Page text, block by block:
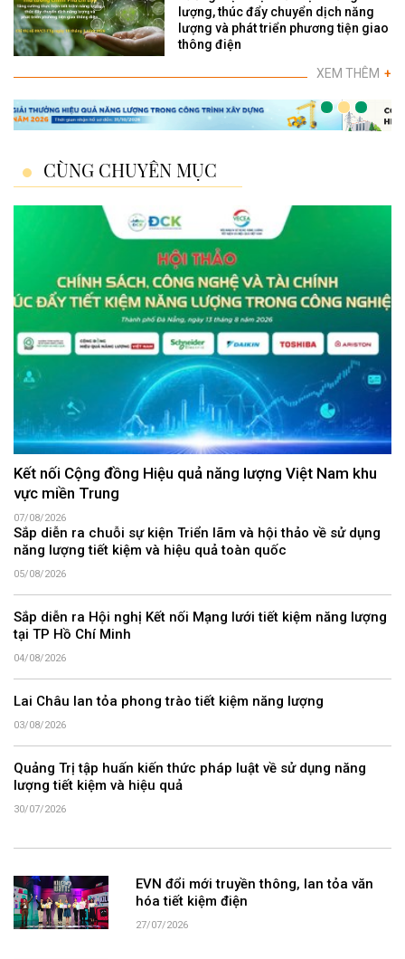
lượng, thúc đẩy chuyển dịch năng
lượng và phát triển phương tiện giao
thông điện
XEM THÊM +
CÙNG CHUYÊN MỤC
Kết nối Cộng đồng Hiệu quả năng lượng Việt Nam khu
vực miền Trung
07/08/2026
Sắp diễn ra chuỗi sự kiện Triển lãm và hội thảo về sử dụng
năng lượng tiết kiệm và hiệu quả toàn quốc
05/08/2026
Sắp diễn ra Hội nghị Kết nối Mạng lưới tiết kiệm năng lượng
tại TP Hồ Chí Minh
04/08/2026
Lai Châu lan tỏa phong trào tiết kiệm năng lượng
03/08/2026
Quảng Trị tập huấn kiến thức pháp luật về sử dụng năng
lượng tiết kiệm và hiệu quả
30/07/2026
EVN đổi mới truyền thông, lan tỏa văn
hóa tiết kiệm điện
27/07/2026